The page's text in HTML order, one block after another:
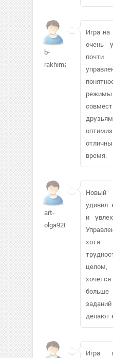
b-
rakhima315
Игра на
очень
почти
режимы
время.
art-
olga920
Новый
удивил
и
хотя
целом,
делают
Игра